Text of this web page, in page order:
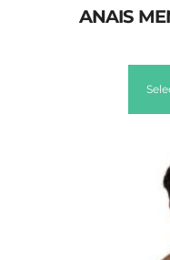
ANAIS